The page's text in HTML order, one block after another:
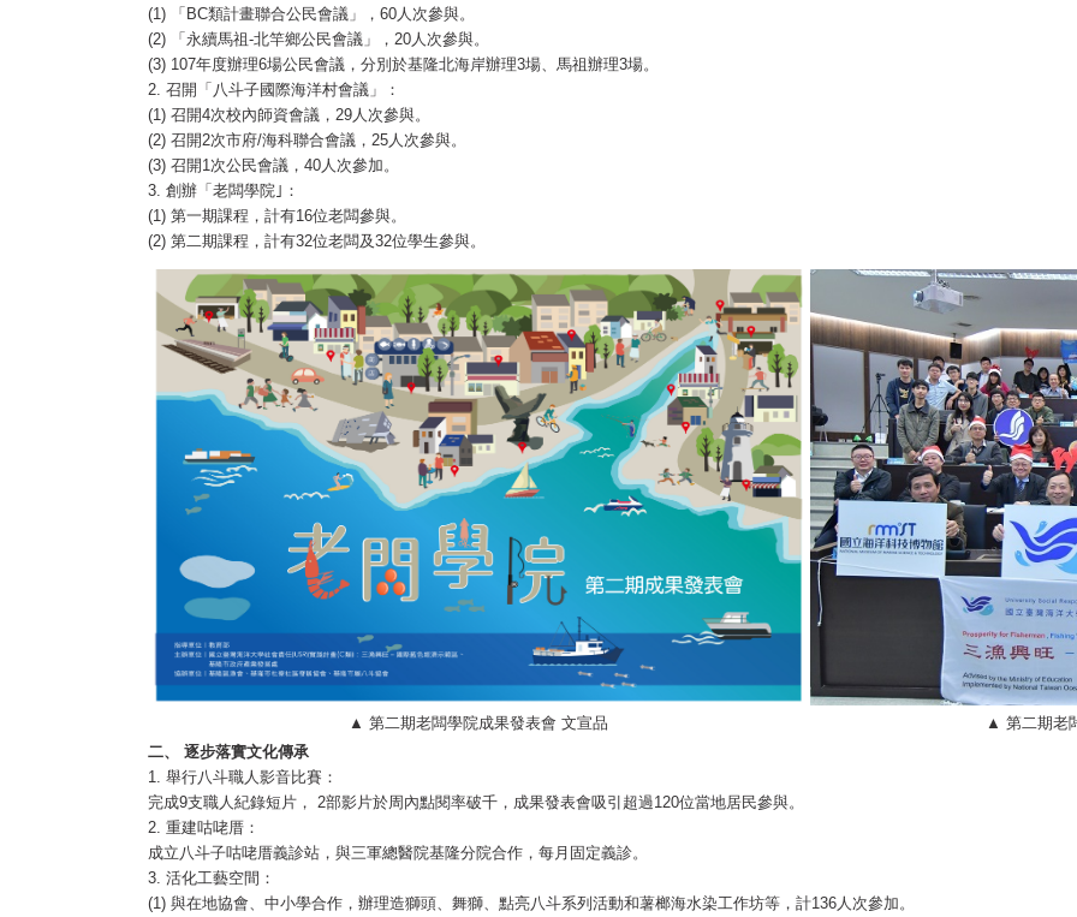
(1) 「BC類計畫聯合公民會議」，60人次參與。
(2) 「永續馬祖-北竿鄉公民會議」，20人次參與。
(3) 107年度辦理6場公民會議，分別於基隆北海岸辦理3場、馬祖辦理3場。
2. 召開「八斗子國際海洋村會議」：
(1) 召開4次校內師資會議，29人次參與。
(2) 召開2次市府/海科聯合會議，25人次參與。
(3) 召開1次公民會議，40人次參加。
3. 創辦「老闆學院｣：
(1) 第一期課程，計有16位老闆參與。
(2) 第二期課程，計有32位老闆及32位學生參與。
▲ 第二期老闆學院成果發表會 文宣品
▲ 第二期老
二、 逐步落實文化傳承
1. 舉行八斗職人影音比賽：
完成9支職人紀錄短片， 2部影片於周內點閱率破千，成果發表會吸引超過120位當地居民參與。
2. 重建咕咾厝：
成立八斗子咕咾厝義診站，與三軍總醫院基隆分院合作，每月固定義診。
3. 活化工藝空間：
(1) 與在地協會、中小學合作，辦理造獅頭、舞獅、點亮八斗系列活動和薯榔海水染工作坊等，計136人次參加。